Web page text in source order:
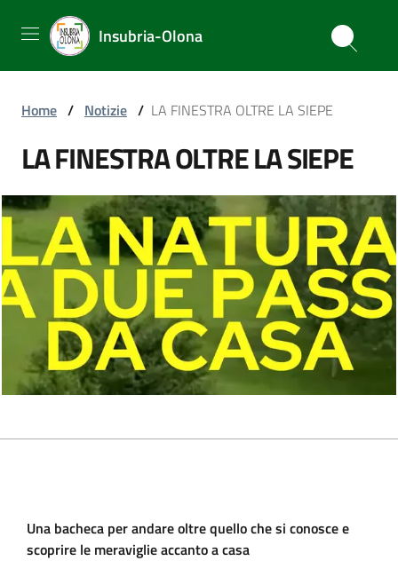
Insubria-Olona
Home / Notizie / LA FINESTRA OLTRE LA SIEPE
LA FINESTRA OLTRE LA SIEPE
Una bacheca per andare oltre quello che si conosce e
scoprire le meraviglie accanto a casa